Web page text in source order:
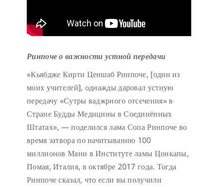
Ринпоче о важности устной передачи
«Кьябдже Кирти Ценшаб Ринпоче, [один из
моих учителей], однажды даровал устную
передачу «Сутры ваджрного отсечения» в
Стране Будды Медицины в Соединённых
Штатах», — поделился лама Сопа Ринпоче во
время затвора по начитыванию 100
миллионов Мани в Институте ламы Цонкапы,
Помая, Италия, в октябре 2017 года. Тогда
Ринпоче сказал, что если вы получили